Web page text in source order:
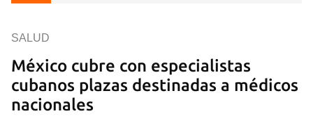
México cubre con especialistas
cubanos plazas destinadas a médicos
nacionales
SALUD